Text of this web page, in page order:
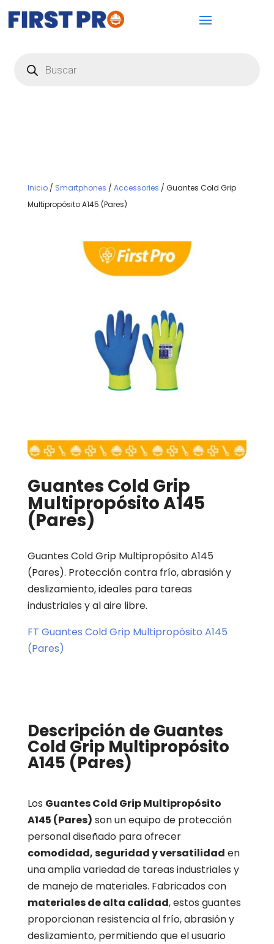
productos
Inicio/ Smartphones / Accessories / Guantes Cold Grip
Multipropósito A145 (Pares)
Guantes Cold Grip
Multipropósito A145
(Pares)
Guantes Cold Grip Multipropósito A145
(Pares). Protección contra frío, abrasión y
deslizamiento, ideales para tareas
industriales y al aire libre.
FT Guantes Cold Grip Multipropósito A145
(Pares)
Descripción de Guantes
Cold Grip Multipropósito
A145 (Pares)
Los Guantes Cold Grip Multipropósito
A145 (Pares) son un equipo de protección
personal diseñado para ofrecer
comodidad, seguridad y versatilidad en
una amplia variedad de tareas industriales y
de manejo de materiales. Fabricados con
materiales de alta calidad, estos guantes
proporcionan resistencia al frío, abrasión y
deslizamiento, permitiendo que el usuario